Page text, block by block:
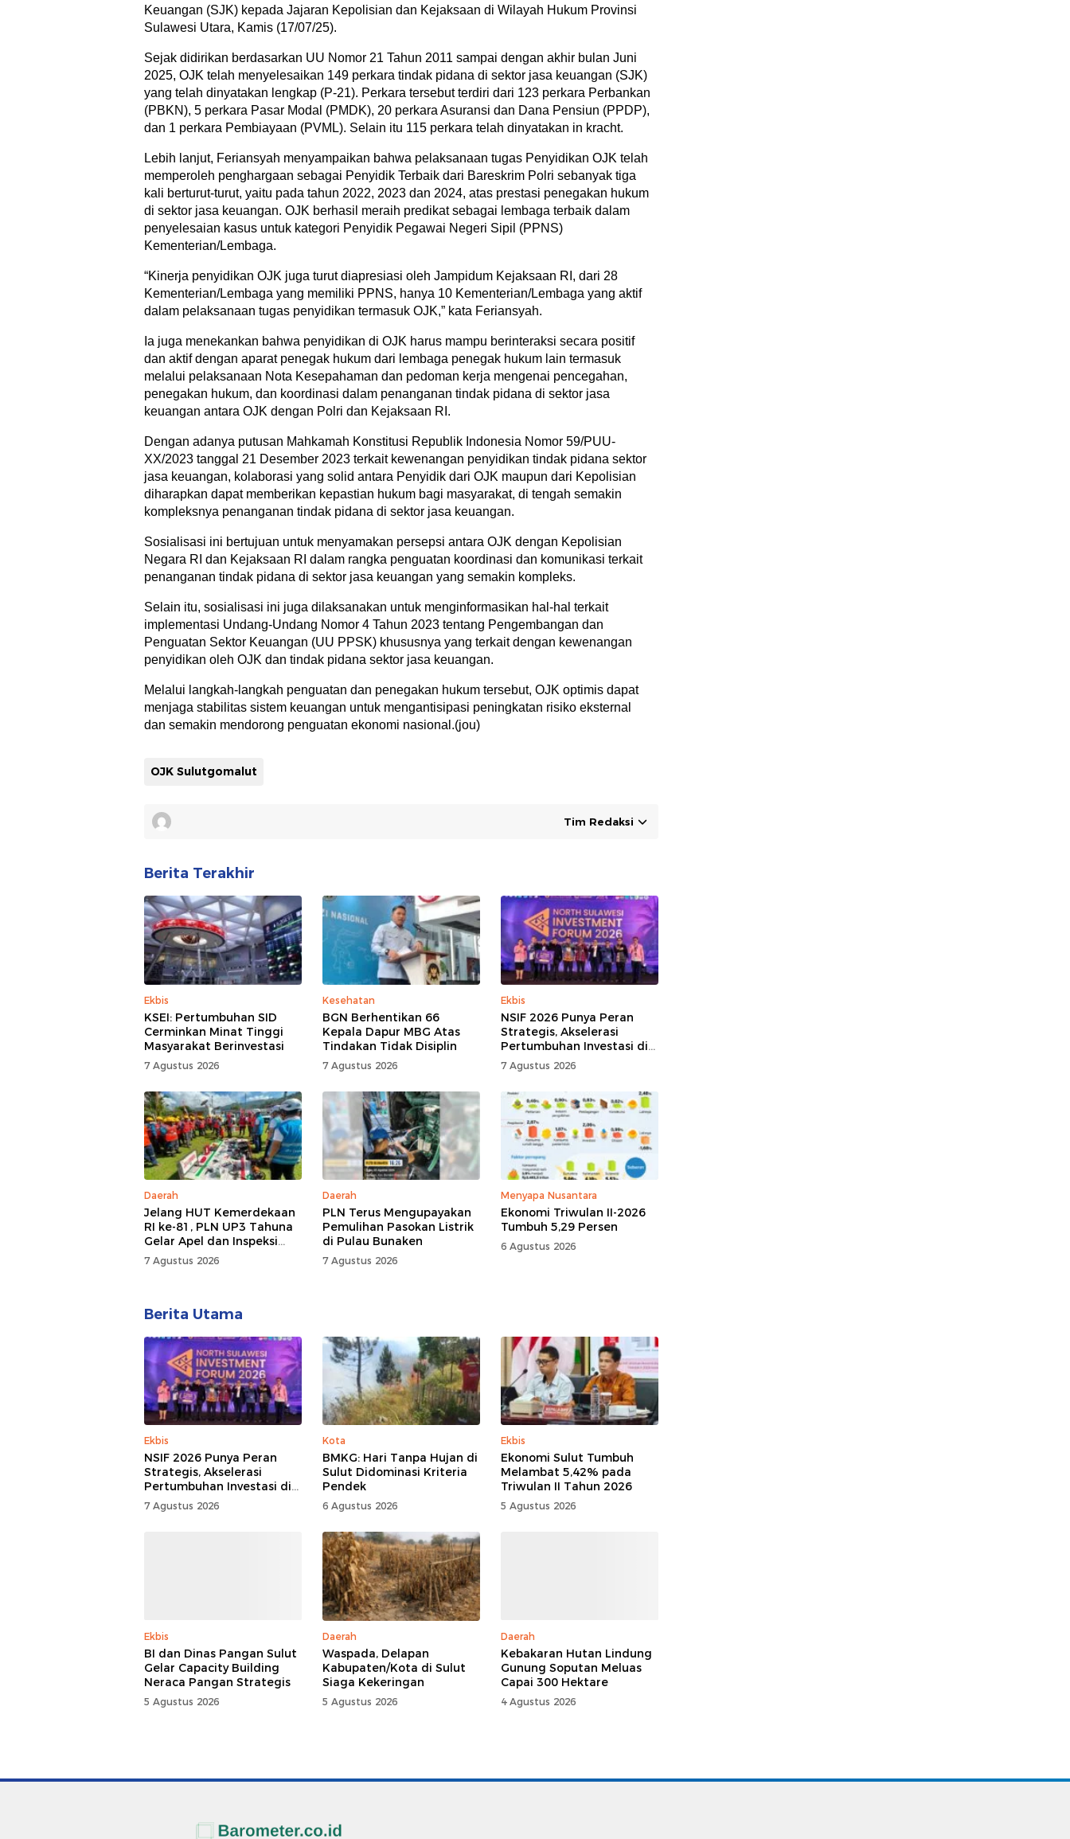
Keuangan (SJK) kepada Jajaran Kepolisian dan Kejaksaan di Wilayah Hukum Provinsi
Sulawesi Utara, Kamis (17/07/25).
Sejak didirikan berdasarkan UU Nomor 21 Tahun 2011 sampai dengan akhir bulan Juni
2025, OJK telah menyelesaikan 149 perkara tindak pidana di sektor jasa keuangan (SJK)
yang telah dinyatakan lengkap (P-21). Perkara tersebut terdiri dari 123 perkara Perbankan
(PBKN), 5 perkara Pasar Modal (PMDK), 20 perkara Asuransi dan Dana Pensiun (PPDP),
dan 1 perkara Pembiayaan (PVML). Selain itu 115 perkara telah dinyatakan in kracht.
Lebih lanjut, Feriansyah menyampaikan bahwa pelaksanaan tugas Penyidikan OJK telah
memperoleh penghargaan sebagai Penyidik Terbaik dari Bareskrim Polri sebanyak tiga
kali berturut-turut, yaitu pada tahun 2022, 2023 dan 2024, atas prestasi penegakan hukum
di sektor jasa keuangan. OJK berhasil meraih predikat sebagai lembaga terbaik dalam
penyelesaian kasus untuk kategori Penyidik Pegawai Negeri Sipil (PPNS)
Kementerian/Lembaga.
“Kinerja penyidikan OJK juga turut diapresiasi oleh Jampidum Kejaksaan RI, dari 28
Kementerian/Lembaga yang memiliki PPNS, hanya 10 Kementerian/Lembaga yang aktif
dalam pelaksanaan tugas penyidikan termasuk OJK,” kata Feriansyah.
Ia juga menekankan bahwa penyidikan di OJK harus mampu berinteraksi secara positif
dan aktif dengan aparat penegak hukum dari lembaga penegak hukum lain termasuk
melalui pelaksanaan Nota Kesepahaman dan pedoman kerja mengenai pencegahan,
penegakan hukum, dan koordinasi dalam penanganan tindak pidana di sektor jasa
keuangan antara OJK dengan Polri dan Kejaksaan RI.
Dengan adanya putusan Mahkamah Konstitusi Republik Indonesia Nomor 59/PUU-
XX/2023 tanggal 21 Desember 2023 terkait kewenangan penyidikan tindak pidana sektor
jasa keuangan, kolaborasi yang solid antara Penyidik dari OJK maupun dari Kepolisian
diharapkan dapat memberikan kepastian hukum bagi masyarakat, di tengah semakin
kompleksnya penanganan tindak pidana di sektor jasa keuangan.
Sosialisasi ini bertujuan untuk menyamakan persepsi antara OJK dengan Kepolisian
Negara RI dan Kejaksaan RI dalam rangka penguatan koordinasi dan komunikasi terkait
penanganan tindak pidana di sektor jasa keuangan yang semakin kompleks.
Selain itu, sosialisasi ini juga dilaksanakan untuk menginformasikan hal-hal terkait
implementasi Undang-Undang Nomor 4 Tahun 2023 tentang Pengembangan dan
Penguatan Sektor Keuangan (UU PPSK) khususnya yang terkait dengan kewenangan
penyidikan oleh OJK dan tindak pidana sektor jasa keuangan.
Melalui langkah-langkah penguatan dan penegakan hukum tersebut, OJK optimis dapat
menjaga stabilitas sistem keuangan untuk mengantisipasi peningkatan risiko eksternal
dan semakin mendorong penguatan ekonomi nasional.(jou)
OJK Sulutgomalut
Tim Redaksi
Berita Terakhir
Ekbis
KSEI: Pertumbuhan SID
Cerminkan Minat Tinggi
Masyarakat Berinvestasi
7 Agustus 2026
Kesehatan
BGN Berhentikan 66
Kepala Dapur MBG Atas
Tindakan Tidak Disiplin
7 Agustus 2026
Ekbis
NSIF 2026 Punya Peran
Strategis, Akselerasi
Pertumbuhan Investasi di
Sulut
7 Agustus 2026
Daerah
Jelang HUT Kemerdekaan
RI ke-81, PLN UP3 Tahuna
Gelar Apel dan Inspeksi
Peralatan, Pastikan
Keandalan Listrik
7 Agustus 2026
Daerah
PLN Terus Mengupayakan
Pemulihan Pasokan Listrik
di Pulau Bunaken
7 Agustus 2026
Menyapa Nusantara
Ekonomi Triwulan II-2026
Tumbuh 5,29 Persen
6 Agustus 2026
Berita Utama
Ekbis
NSIF 2026 Punya Peran
Strategis, Akselerasi
Pertumbuhan Investasi di
Sulut
7 Agustus 2026
Kota
BMKG: Hari Tanpa Hujan di
Sulut Didominasi Kriteria
Pendek
6 Agustus 2026
Ekbis
Ekonomi Sulut Tumbuh
Melambat 5,42% pada
Triwulan II Tahun 2026
5 Agustus 2026
Ekbis
BI dan Dinas Pangan Sulut
Gelar Capacity Building
Neraca Pangan Strategis
5 Agustus 2026
Daerah
Waspada, Delapan
Kabupaten/Kota di Sulut
Siaga Kekeringan
5 Agustus 2026
Daerah
Kebakaran Hutan Lindung
Gunung Soputan Meluas
Capai 300 Hektare
4 Agustus 2026